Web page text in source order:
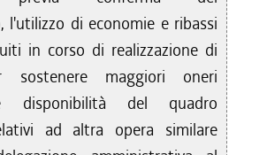
l'utilizzo di economie e ribassi
in corso di realizzazione di
sostenere maggiori oneri
disponibilità del quadro
ad altra opera similare